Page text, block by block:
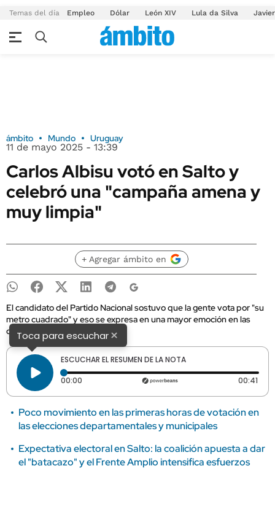
Temas del día Empleo Dólar León XIV Lula da Silva
ámbito Mundo Uruguay
11 de mayo 2025 - 13:39
Carlos Albisu votó en Salto y
celebró una "campaña amena y
muy limpia"
+ Agregar ámbito en
El candidato del Partido Nacional sostuvo que la gente vota por "su
metro cuadrado" y eso se expresa en una mayor emoción en las
calles.Toca para escuchar×
ESCUCHAR EL RESUMEN DE LA NOTA
00:00 Tiempo transcurrido: 0 segundos 00:41
Poco movimiento en las primeras horas de votación en
las elecciones departamentales y municipales
Expectativa electoral en Salto: la coalición apuesta a dar
el "batacazo" y el Frente Amplio intensifica esfuerzos